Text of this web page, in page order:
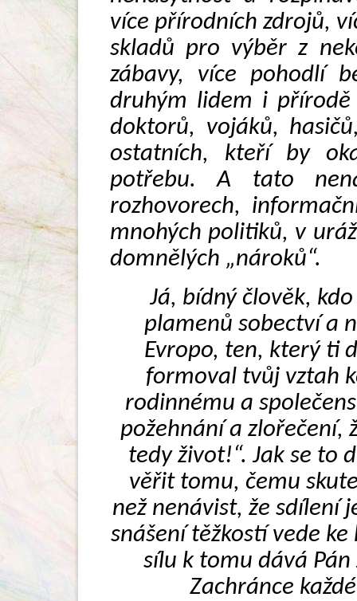
více přírodních zdrojů,
skladů pro výběr z
zábavy, více pohodlí
druhým lidem i přírodě
doktorů, vojáků,
ostatních, kteří by
potřebu. A tato
rozhovorech,
mnohých politiků, v
domnělých „nároků“.
Já, bídný člověk,
plamenů sobectví a
Evropo, ten, který ti
formoval tvůj vztah
rodinnému a
požehnání a zlořečení,
tedy život!“. Jak se to
věřit tomu, čemu
než nenávist, že sdílení
snášení těžkostí vede
sílu k tomu dává Pán
Zachránce